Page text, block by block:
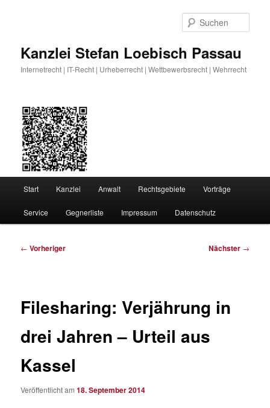
Kanzlei Stefan Loebisch Passau
Internetrecht | IT-Recht | Urheberrecht | Wettbewerbsrecht | Wehrrecht
Start Kanzlei Anwalt Rechtsgebiete Vorträge
Service Gegnerliste Impressum Datenschutz
Beitragsnavigation
← Vorheriger Nächster →
Filesharing: Verjährung in
drei Jahren – Urteil aus
Kassel
Veröffentlicht am18. September 2014